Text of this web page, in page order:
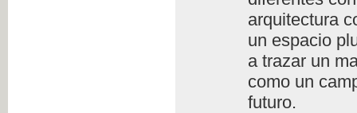
arquitectura
un espacio
a trazar un
como un
futuro.